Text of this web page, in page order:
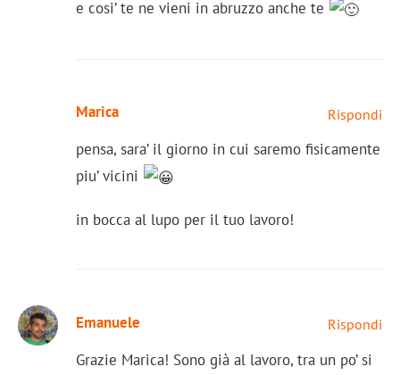
e cosi’ te ne vieni in abruzzo anche te
Marica Rispondi
pensa, sara’ il giorno in cui saremo fisicamente
piu’ vicini
in bocca al lupo per il tuo lavoro!
Emanuele Rispondi
Grazie Marica! Sono già al lavoro, tra un po’ si